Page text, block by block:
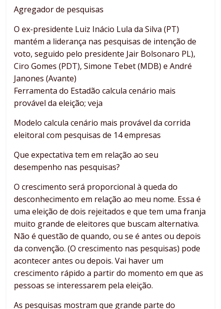
Agregador de pesquisas
O ex-presidente Luiz Inácio Lula da Silva (PT)
mantém a liderança nas pesquisas de intenção de
voto, seguido pelo presidente Jair Bolsonaro PL),
Ciro Gomes (PDT), Simone Tebet (MDB) e André
Janones (Avante)
Ferramenta do Estadão calcula cenário mais
provável da eleição; veja
Modelo calcula cenário mais provável da corrida
eleitoral com pesquisas de 14 empresas
Que expectativa tem em relação ao seu
desempenho nas pesquisas?
O crescimento será proporcional à queda do
desconhecimento em relação ao meu nome. Essa é
uma eleição de dois rejeitados e que tem uma franja
muito grande de eleitores que buscam alternativa.
Não é questão de quando, ou se é antes ou depois
da convenção. (O crescimento nas pesquisas) pode
acontecer antes ou depois. Vai haver um
crescimento rápido a partir do momento em que as
pessoas se interessarem pela eleição.
As pesquisas mostram que grande parte do